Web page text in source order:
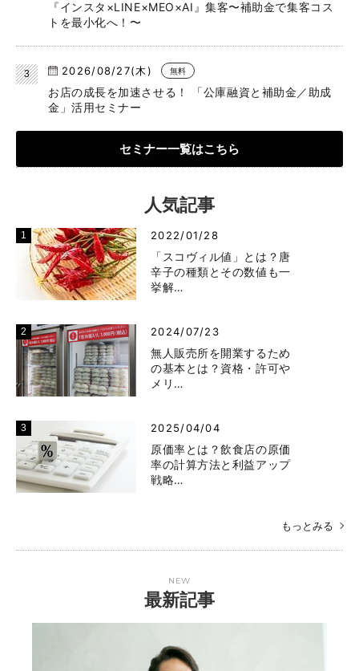
『インスタ×LINE×MEO×AI』集客〜補助金で集客コス
トを最小化へ！〜
2026/08/27(木) 無料
お店の成長を加速させる！ 「公庫融資と補助金／助成
金」活用セミナー
セミナー一覧はこちら
人気記事
2022/01/28
「スコヴィル値」とは？唐
辛子の種類とその数値も一
挙解…
2024/07/23
無人販売所を開業するため
の基本とは？資格・許可や
メリ…
2025/04/04
原価率とは？飲食店の原価
率の計算方法と利益アップ
戦略…
もっとみる
NEW
最新記事